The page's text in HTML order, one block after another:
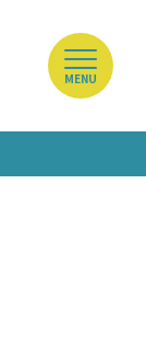
MENU